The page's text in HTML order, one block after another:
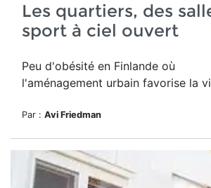
Les quartiers, des
sport à ciel ouvert
Peu d'obésité en Finlande où
l'aménagement urbain favorise la
Par : Avi Friedman